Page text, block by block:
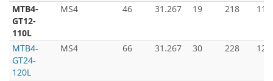
MTB4-
GT12-
110L
MS4 46 31.267 19 218 110
MTB4-
GT24-
120L
MS4 66 31.267 30 228 120